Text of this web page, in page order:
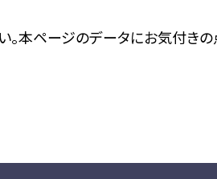
本ページのデータにお気付き